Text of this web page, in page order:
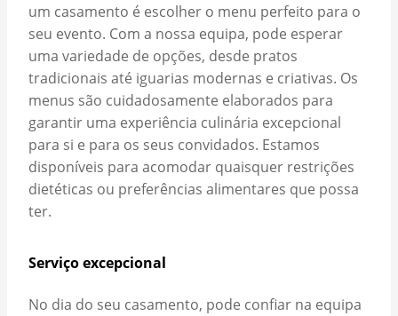
um casamento é escolher o menu perfeito para o
seu evento. Com a nossa equipa, pode esperar
uma variedade de opções, desde pratos
tradicionais até iguarias modernas e criativas. Os
menus são cuidadosamente elaborados para
garantir uma experiência culinária excepcional
para si e para os seus convidados. Estamos
disponíveis para acomodar quaisquer restrições
dietéticas ou preferências alimentares que possa
ter.
Serviço excepcional
No dia do seu casamento, pode confiar na equipa